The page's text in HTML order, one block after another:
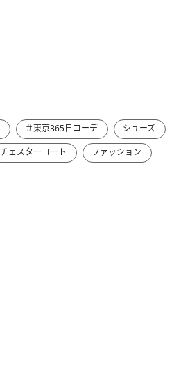
＃東京365日コーデ
シューズ
チェスターコート
ファッション